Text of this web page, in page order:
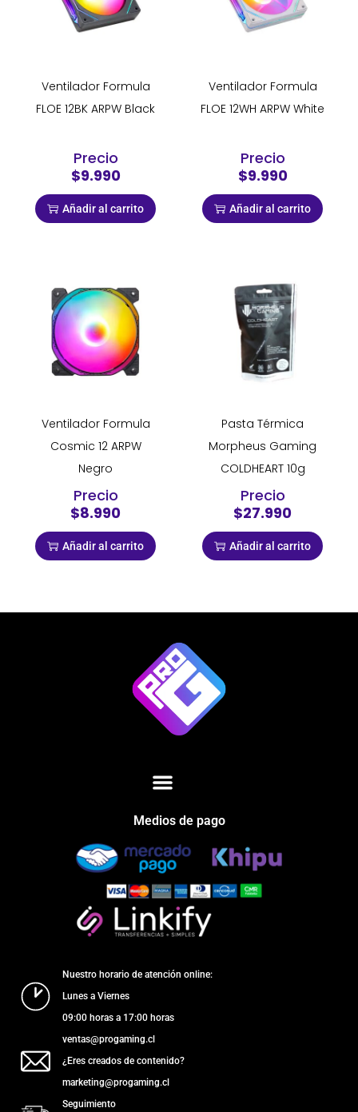
Ventilador Formula
FLOE 12BK ARPW Black
Precio
$9.990
Añadir al carrito
Ventilador Formula
FLOE 12WH ARPW White
Precio
$9.990
Añadir al carrito
Ventilador Formula
Cosmic 12 ARPW
Negro
Precio
$8.990
Añadir al carrito
Pasta Térmica
Morpheus Gaming
COLDHEART 10g
Precio
$27.990
Añadir al carrito
Medios de pago
Nuestro horario de atención online:
Lunes a Viernes
09:00 horas a 17:00 horas
ventas@progaming.cl
¿Eres creados de contenido?
marketing@progaming.cl
Seguimiento